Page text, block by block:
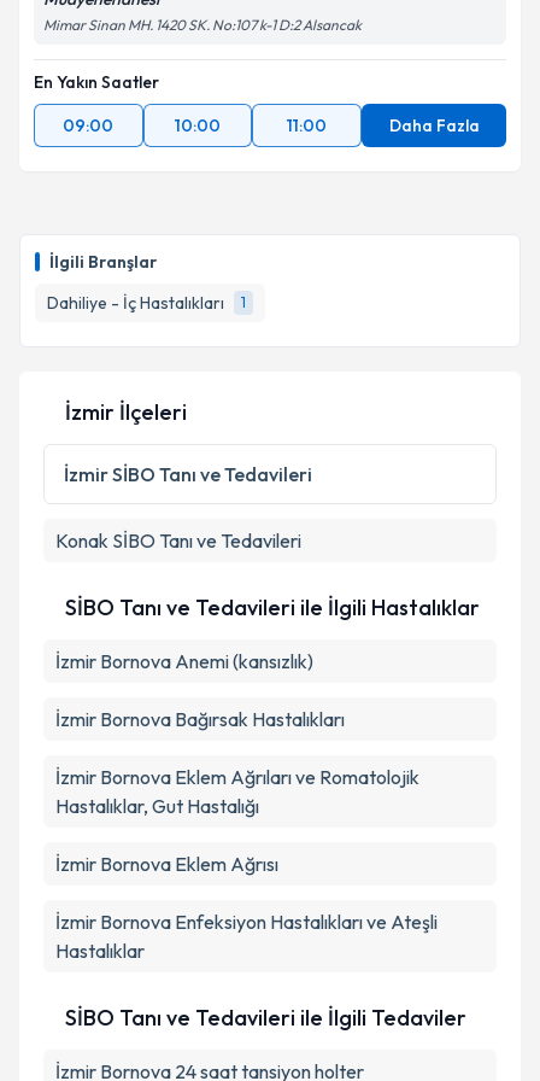
İlgili Branşlar
Dahiliye - İç Hastalıkları
1
Mimar Sinan MH. 1420 SK. No:107 k-1 D:2 Alsancak
En Yakın Saatler
09:00
10:00 11:00 Daha Fazla
İzmir İlçeleri
İzmirSİBO Tanı ve Tedavileri
Konak SİBO Tanı ve Tedavileri
SİBO Tanı ve Tedavileri ile İlgili Hastalıklar
İzmir Bornova Anemi (kansızlık)
İzmir Bornova Bağırsak Hastalıkları
İzmir Bornova Eklem Ağrıları ve Romatolojik
Hastalıklar, Gut Hastalığı
İzmir Bornova Eklem Ağrısı
İzmir Bornova Enfeksiyon Hastalıkları ve Ateşli
Hastalıklar
SİBO Tanı ve Tedavileri ile İlgili Tedaviler
İzmir Bornova 24 saat tansiyon holter